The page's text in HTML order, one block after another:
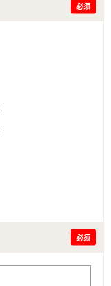
必须
必须